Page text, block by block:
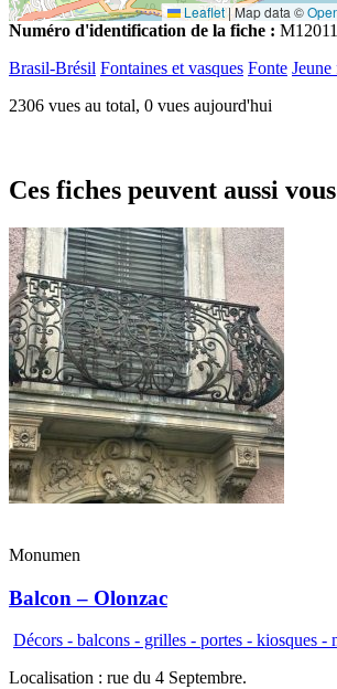
Leaflet|Map data ©
Numéro d'identification de la fiche : M12011
Brasil-Brésil Fontaines et vasques Fonte
2306 vues au total, 0 vues aujourd'hui
Ces fiches peuvent aussi
Monumen
Balcon – Olonzac
Décors - balcons - grilles - portes - kiosques -
Localisation : rue du 4 Septembre.